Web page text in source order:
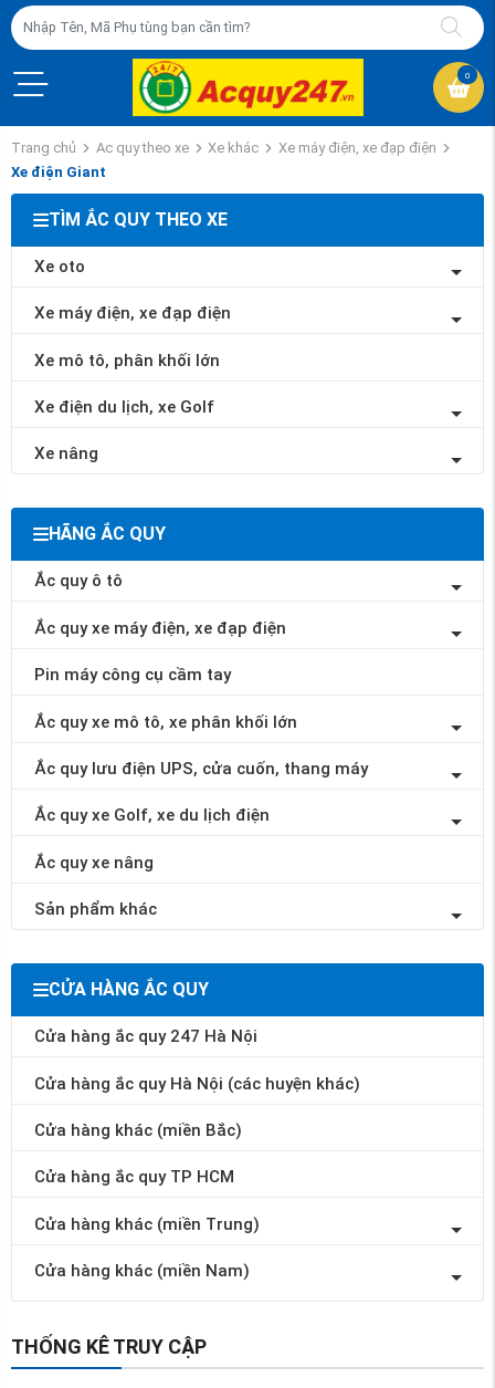
0
Trang chủ Ac quy theo xe Xe khác
Xe máy điện, xe đạp điện
Xe điện Giant
TÌM ẮC QUY THEO XE
Xe oto
Xe máy điện, xe đạp điện
Xe mô tô, phân khối lớn
Xe điện du lịch, xe Golf
Xe nâng
HÃNG ẮC QUY
Ắc quy ô tô
Ắc quy xe máy điện, xe đạp điện
Pin máy công cụ cầm tay
Ắc quy xe mô tô, xe phân khối lớn
Ắc quy lưu điện UPS, cửa cuốn, thang máy
Ắc quy xe Golf, xe du lịch điện
Ắc quy xe nâng
Sản phẩm khác
CỬA HÀNG ẮC QUY
Cửa hàng ắc quy 247 Hà Nội
Cửa hàng ắc quy Hà Nội (các huyện khác)
Cửa hàng khác (miền Bắc)
Cửa hàng ắc quy TP HCM
Cửa hàng khác (miền Trung)
Cửa hàng khác (miền Nam)
THỐNG KÊ TRUY CẬP